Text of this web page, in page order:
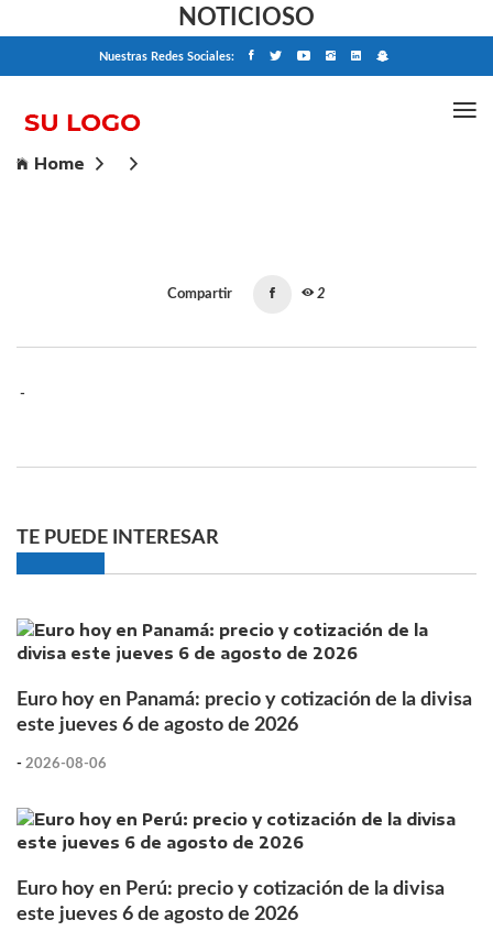
NOTICIOSO
Nuestras Redes Sociales:
Home
Compartir 2
-
TE PUEDE INTERESAR
Euro hoy en Panamá: precio y cotización de la divisa
este jueves 6 de agosto de 2026
- 2026-08-06
Euro hoy en Perú: precio y cotización de la divisa
este jueves 6 de agosto de 2026